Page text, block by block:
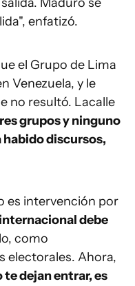
enfatizó.
el Grupo de Lima
Venezuela, y le
no resultó. Lacalle
grupos y ninguno
habido discursos,
es intervención por
debe
como
electorales. Ahora,
dejan entrar, es